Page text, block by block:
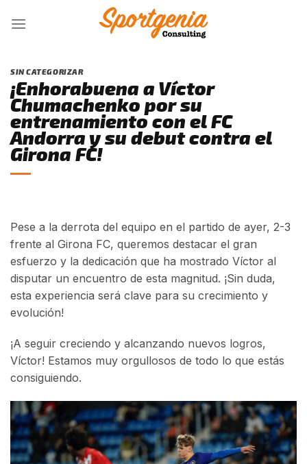
SIN CATEGORIZAR
¡Enhorabuena a Víctor
Chumachenko por su
entrenamiento con el FC
Andorra y su debut contra el
Girona FC!
Pese a la derrota del equipo en el partido de ayer, 2-3
frente al Girona FC, queremos destacar el gran
esfuerzo y la dedicación que ha mostrado Víctor al
disputar un encuentro de esta magnitud. ¡Sin duda,
esta experiencia será clave para su crecimiento y
evolución!
¡A seguir creciendo y alcanzando nuevos logros,
Víctor! Estamos muy orgullosos de todo lo que estás
consiguiendo.